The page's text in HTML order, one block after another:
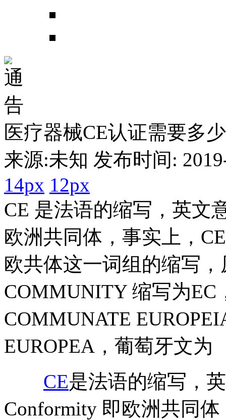
医疗器械CE认证需要多
来源:未知 发布时间:
14px 12px
CE 是法语的缩写，英文
欧洲共同体，事实上，
欧共体这一词组的缩写
COMMUNITY 缩写为EC
COMMUNATE
EUROPEA，葡萄牙文为
CE是法语的缩写，
Conformity 即欧洲共同